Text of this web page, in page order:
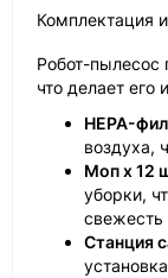
Комплектация
Робот-пылесос
что делает его
HEPA-
воздуха,
Моп х 12
уборки,
свежесть
Станция